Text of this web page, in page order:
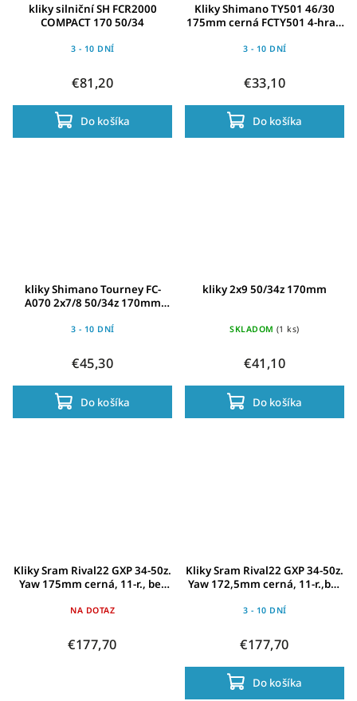
kliky silniční SH FCR2000
COMPACT 170 50/34
3 - 10 DNÍ
€81,20
Do košíka
Kliky Shimano TY501 46/30
175mm cerná FCTY501 4-hran
3 - 10 DNÍ
€33,10
Do košíka
kliky Shimano Tourney FC-
A070 2x7/8 50/34z 170mm
3 - 10 DNÍ
€45,30
Do košíka
kliky 2x9 50/34z 170mm
SKLADOM (1 ks)
€41,10
Do košíka
Kliky Sram Rival22 GXP 34-50z.
Yaw 175mm cerná, 11-r., bez
NA DOTAZ
€177,70
Kliky Sram Rival22 GXP 34-50z.
Yaw 172,5mm cerná, 11-r.,bez
3 - 10 DNÍ
€177,70
Do košíka